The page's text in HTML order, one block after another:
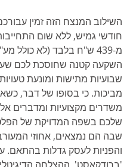
השילוב המנצח הזה זמין
חודשי גמיש, ללא שום
מ-439 ש"ח בלבד (לא כולל
השקעה קטנה שחוסכת לכם
שבועיות מתישות ומונעת טעויות
מביכות. כי בסופו של דבר,
משדרים מקצועיות ומדברים
שלכם בשפה המדויקת של
שבה הם נמצאים, אחוזי
והפניות לעסק גדלות בהתאם.